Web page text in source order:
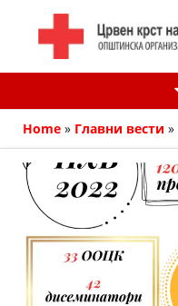
Home » Главни вести »